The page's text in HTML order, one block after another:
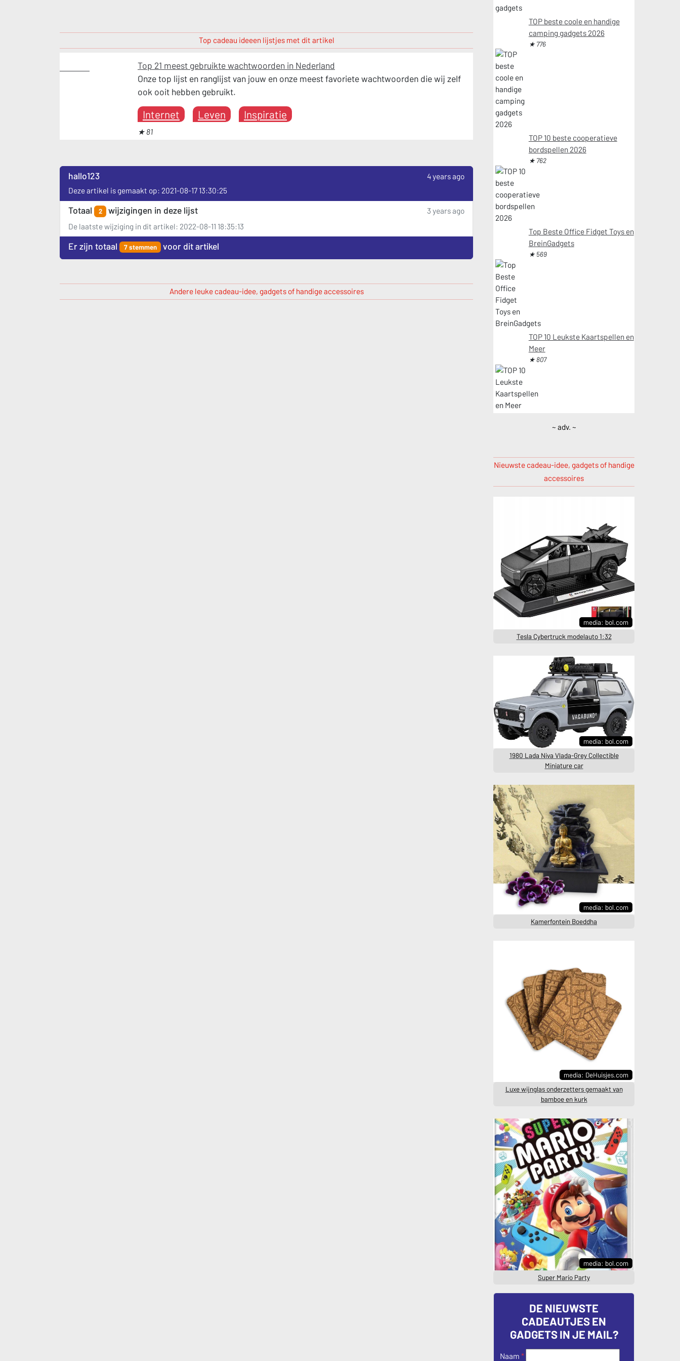
Top cadeau ideeen lijstjes met dit artikel
Top 21 meest gebruikte wachtwoorden in Nederland
Onze top lijst en ranglijst van jouw en onze meest favoriete wachtwoorden die wij zelf
ook ooit hebben gebruikt.
Internet Leven Inspiratie
★ 81
hallo123
4 years ago
Deze artikel is gemaakt op: 2021-08-17 13:30:25
Totaal 2 wijzigingen in deze lijst
3 years ago
De laatste wijziging in dit artikel: 2022-08-11 18:35:13
Er zijn totaal 7 stemmen voor dit artikel
Andere leuke cadeau-idee, gadgets of handige accessoires
TOP beste coole en handige
camping gadgets 2026
★ 776
TOP 10 beste cooperatieve
bordspellen 2026
★ 762
Top Beste Office Fidget Toys en
BreinGadgets
★ 569
TOP 10 Leukste Kaartspellen en
Meer
★ 807
~ adv. ~
Nieuwste cadeau-idee, gadgets of handige
accessoires
media: bol.com
Tesla Cybertruck modelauto 1:32
media: bol.com
1980 Lada Niva Vlada-Grey Collectible
Miniature car
media: bol.com
Kamerfontein Boeddha
media: DeHuisjes.com
Luxe wijnglas onderzetters gemaakt van
bamboe en kurk
media: bol.com
Super Mario Party
DE NIEUWSTE
CADEAUTJES EN
GADGETS IN JE MAIL?
Naam *